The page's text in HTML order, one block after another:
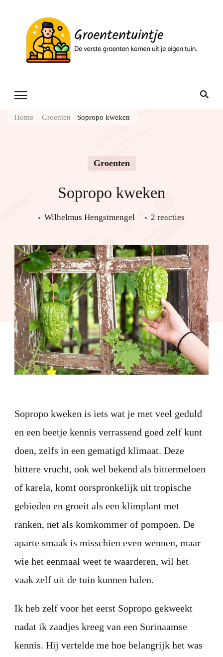
Home Groenten Sopropo kweken
Groenten
Sopropo kweken
Wilhelmus Hengstmengel 2 reacties
kweken
Sopropo kweken is iets wat je met veel geduld
en een beetje kennis verrassend goed zelf kunt
doen, zelfs in een gematigd klimaat. Deze
bittere vrucht, ook wel bekend als bittermeloen
of karela, komt oorspronkelijk uit tropische
gebieden en groeit als een klimplant met
ranken, net als komkommer of pompoen. De
aparte smaak is misschien even wennen, maar
wie het eenmaal weet te waarderen, wil het
vaak zelf uit de tuin kunnen halen.
Ik heb zelf voor het eerst Sopropo gekweekt
nadat ik zaadjes kreeg van een Surinaamse
kennis. Hij vertelde me hoe belangrijk het was